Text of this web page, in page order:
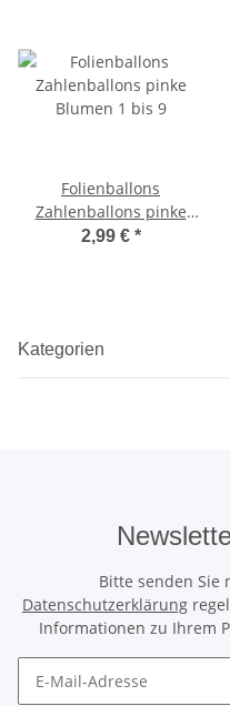
Folienballons
Zahlenballons pinke
Blumen 1 bis 9
2,99 € *
Kategorien
Bitte senden Sie
Datenschutzerklärung
Informationen zu Ihrem